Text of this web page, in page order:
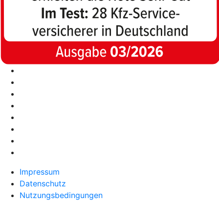
Impressum
Datenschutz
Nutzungsbedingungen